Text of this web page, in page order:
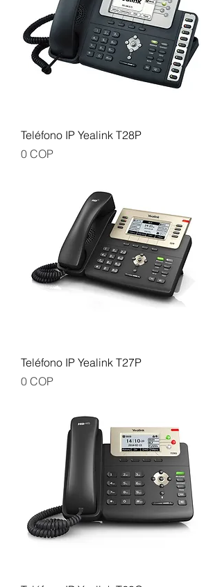
Teléfono IP Yealink T28P
Precio
0 COP
Teléfono IP Yealink T27P
Precio
0 COP